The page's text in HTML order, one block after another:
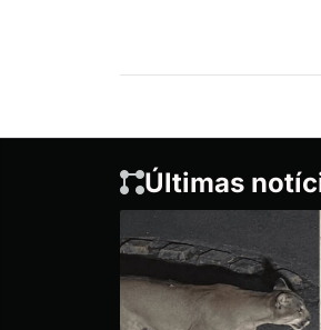
Últimas